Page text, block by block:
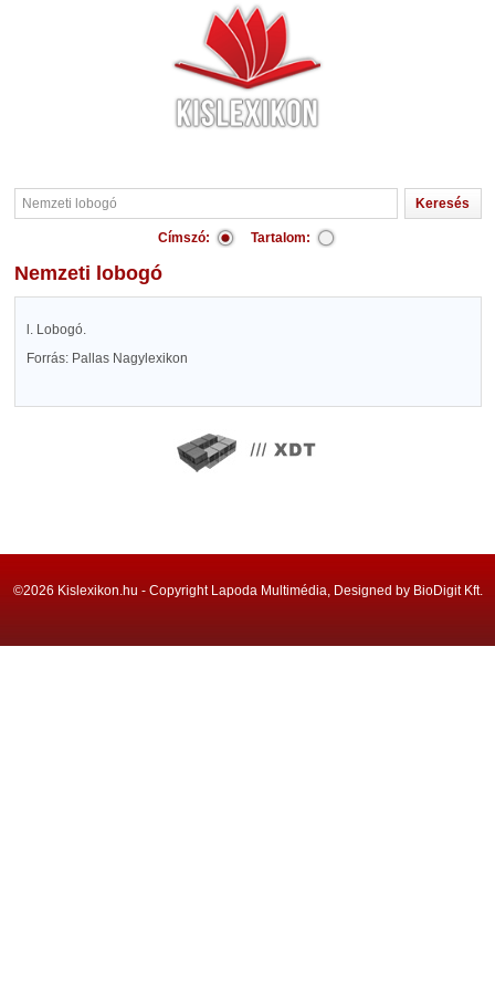
Címszó: Tartalom:
Nemzeti lobogó
l. Lobogó.
Forrás: Pallas Nagylexikon
©2026 Kislexikon.hu - Copyright Lapoda Multimédia, Designed by BioDigit Kft.